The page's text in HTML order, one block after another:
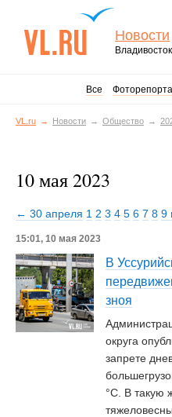
Новости
Владивосток
Все
VL.ru Новости Общество
10 мая 2023
← 30 апреля 1 2 3 4 5 6 7 8 9
15:01, 10 мая 2023
В
зноя
округа
запрете
°C. В такую